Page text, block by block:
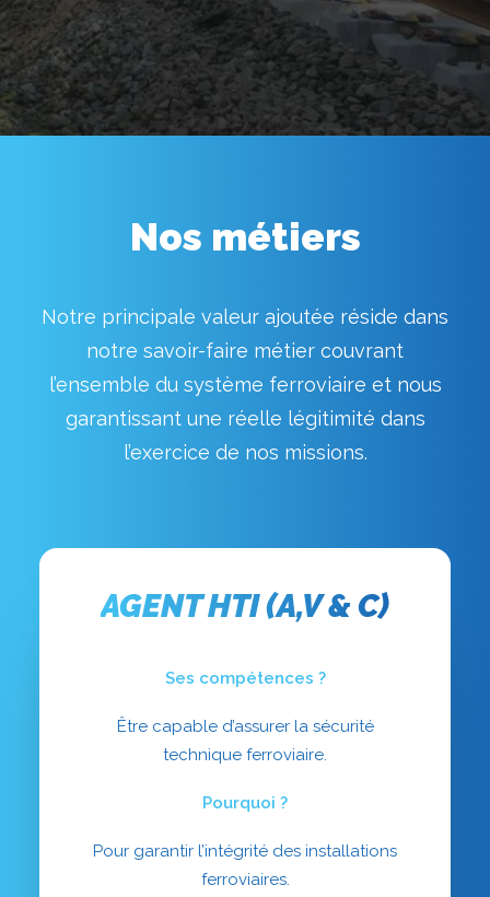
Nos métiers
Notre principale valeur ajoutée réside dans
notre savoir-faire métier couvrant
l’ensemble du système ferroviaire et nous
garantissant une réelle légitimité dans
l’exercice de nos missions.
AGENT HTI (A,V & C)
Ses compétences ?
Être capable d’assurer la sécurité
technique ferroviaire.
Pourquoi ?
Pour garantir l’intégrité des installations
ferroviaires.